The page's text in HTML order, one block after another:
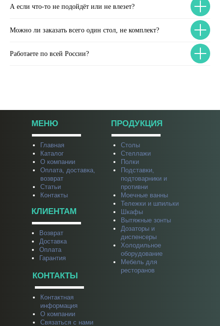
А если что-то не подойдёт или не влезет?
Можно ли заказать всего один стол, не комплект?
Работаете по всей России?
Столы
Стеллажи
Полки
Подставки,
подтоварники и
противни
Моечные ванны
Тележки и шпильки
Шкафы
Вытяжные зонты
Дозаторы и
диспенсеры
Холодильное
оборудование
Мебель для
ресторанов
ПРОДУКЦИЯ
МЕНЮ
КЛИЕНТАМ
КОНТАКТЫ
Главная
Каталог
О компании
Оплата, доставка,
возврат
Статьи
Контакты
Возврат
Доставка
Оплата
Гарантия
Контактная
информация
О компании
Связаться с нами